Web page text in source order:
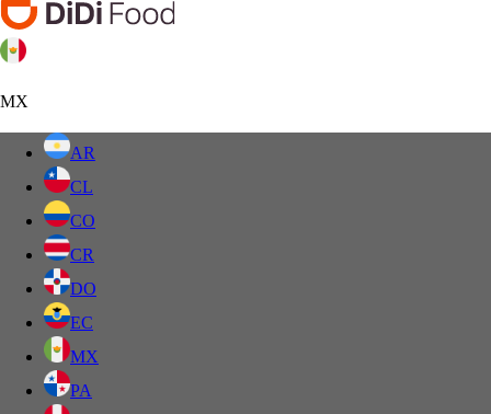
MX
AR
CL
CO
CR
DO
EC
MX
PA